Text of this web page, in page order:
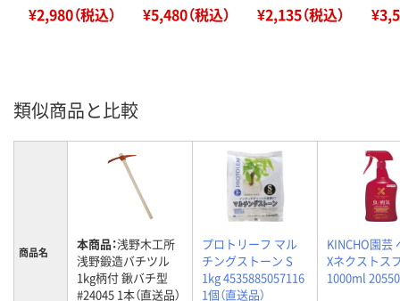
¥2,980（税込） ¥5,480（税込） ¥2,135（税込）
類似商品と比較
商品名 本商品：浅野木工所
浅野鍛造バチツル
1kg柄付 鍬バチ型
#24045 1本（直送品）
プロトリーフ マル
チングストーン S
1kg 4535885057116
1個（直送品）
KINCHO園芸
Xネクストス
1000ml